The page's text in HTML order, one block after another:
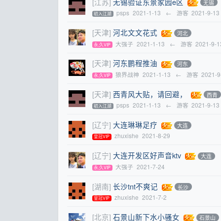
无锡
初入江湖 psps 2021-1-13 ← 游客 2021-9-13
[天津] 河北文文花式 河北
永,久VIP 大强子 2021-1-13 ← 游客 2021-9-
[天津] 河东鹏程推油 河东
永,久VIP 狼界战神 2021-1-13 ← 游客 2021-
[天津] 西青风大贴，请回避， 西青
初入江湖 psps 2021-1-13 ← 游客 2021-9-13
[辽宁] 大连琳琳足疗 大连
皇冠VIP zhuxishe 2021-8-29
[辽宁] 大连开发区好声音ktv 大连
永,久VIP 大强子 2021-7-24
[湖南] 长沙tnt不爽记 长沙
皇冠VIP zhuxishe 2021-7-2
[北京] 石景山新下水小骚女 石景山